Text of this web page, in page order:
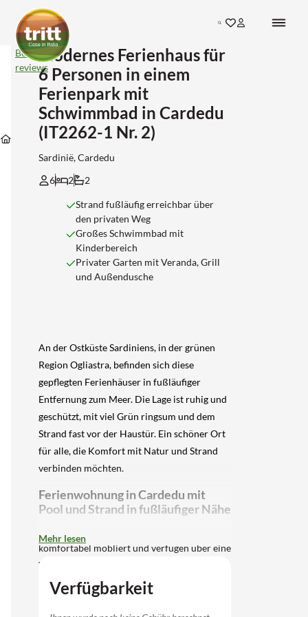
Search
Unterkünfte
Unterkünfte
in
Unterkünfte
in
Unterkünfte
in
Modernes
Ferienhaus
für
Personen
in
einem
Ferienpark
Schwimmbad
Cardedu
1
Nr.
2)
Bekijk
reviews
Modernes Ferienhaus für
6 Personen in einem
Ferienpark mit
Schwimmbad in Cardedu
(IT2262-1 Nr. 2)
Sardinië, Cardedu
6
2 2
Strand fußläufig erreichbar über
den privaten Weg
Großes Schwimmbad mit
Kinderbereich
Privater Garten mit Veranda, Grill
und Außendusche
An der Ostküste Sardiniens, in der grünen
Region Ogliastra, befinden sich diese
gepflegten Ferienhäuser in fußläufiger
Entfernung zum Meer. Die Lage ist ruhig und
geschützt, mit viel Grün ringsum und dem
Strand fast vor der Haustür. Ein schöner Ort
für alle, die Komfort mit Natur und Strand
verbinden möchten.
Ferienwohnung in Cardedu mit
Pool und Strand in fußläufiger Nähe
komfortabel möbliert und verfügen über eine
Veranda mit Gartenmöbeln, einen privaten
Garten mit Außendusche und Grill. Im
Inneren finden Sie ein helles Wohnzimmer
Mehr lesen
Verfügbarkeit